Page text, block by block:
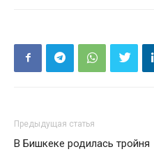
Предыдущая статья
В Бишкеке родилась тройня